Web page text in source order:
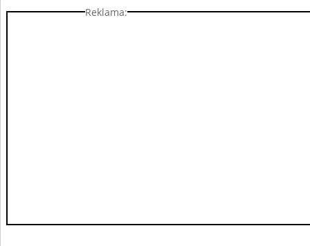
Reklama: